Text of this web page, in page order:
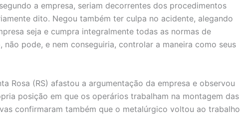
a empresa, seriam decorrentes dos procedimentos
dito. Negou também ter culpa no acidente, alegando
seja e cumpra integralmente todas as normas de
não pode, e nem conseguiria, controlar a maneira como seus
Rosa (RS) afastou a argumentação da empresa e observou
posição em que os operários trabalham na montagem das
confirmaram também que o metalúrgico voltou ao trabalho